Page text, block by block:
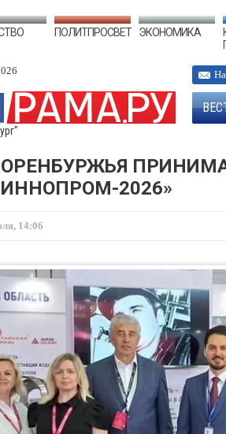
ПОЛИТПРОСВЕТ ЭКОНОМИКА
ОРЕНБУРЖЬЯ
2026»
14:06